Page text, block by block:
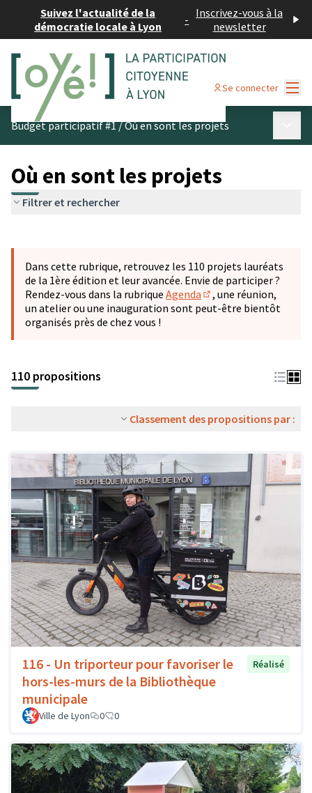
Suivez l'actualité de la
démocratie locale à Lyon
- Inscrivez-vous à la
newsletter
Se connecter
Budget participatif #1/Où en sont les projets
Où en sont les projets
Filtrer et rechercher
−
Dans cette rubrique, retrouvez les 110 projets lauréats
de la 1ère édition et leur avancée. Envie de participer ?
Rendez-vous dans la rubrique Agenda
(S'ouvre dans un
, une réunion,
un atelier ou une inauguration sont peut-être bientôt
organisés près de chez vous !
110 propositions
Classement des propositions par :
116 - Un triporteur pour favoriser le
hors-les-murs de la Bibliothèque
municipale
Réalisé
Ville de Lyon 0 0